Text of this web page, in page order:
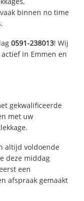
binnen no time
0591-238013! Wij
in Emmen en
gekwalificeerde
met uw
altijd voldoende
deze middag
een
afspraak gemaakt